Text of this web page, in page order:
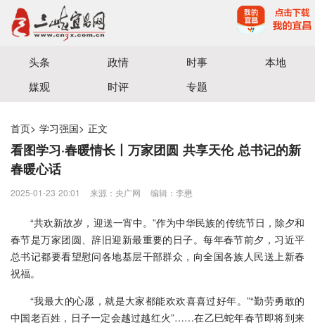
宜昌三峡融媒体中心主办
头条 政情 时事
本地
媒观
时评 专题
首页> 学习强国> 正文
看图学习·春暖情长丨万家团圆 共享天伦 总书记的新
春暖心话
2025-01-23 20:01 来源：央广网 编辑：李懋
“共欢新故岁，迎送一宵中。”作为中华民族的传统节日，除夕和
春节是万家团圆、辞旧迎新最重要的日子。每年春节前夕，习近平
总书记都要看望慰问各地基层干部群众，向全国各族人民送上新春
祝福。
“我最大的心愿，就是大家都能欢欢喜喜过好年。”“勤劳勇敢的
中国老百姓，日子一定会越过越红火”……在乙巳蛇年春节即将到来